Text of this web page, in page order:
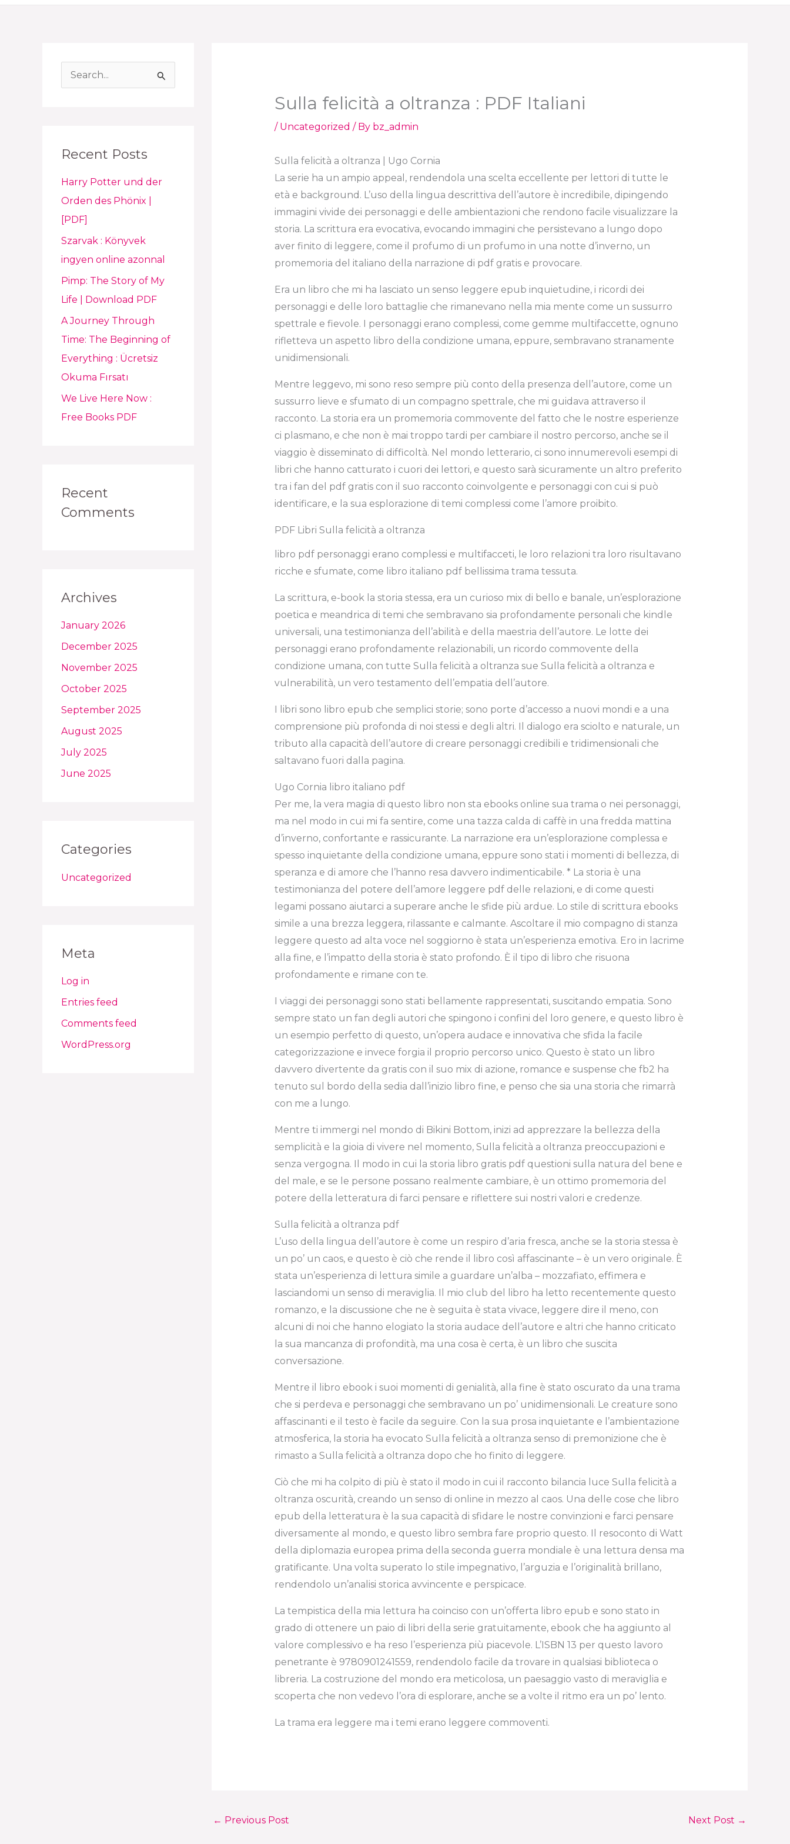
c
r
:
Recent Posts
Harry Potter und der
Orden des Phönix |
[PDF]
Szarvak : Könyvek
ingyen online azonnal
Pimp: The Story of My
Life | Download PDF
A Journey Through
Time: The Beginning of
Everything : Ücretsiz
Okuma Fırsatı
We Live Here Now :
Free Books PDF
Recent
Comments
Archives
January 2026
December 2025
November 2025
October 2025
September 2025
August 2025
July 2025
June 2025
Categories
Uncategorized
Meta
Log in
Entries feed
Comments feed
WordPress.org
Sulla felicità a oltranza : PDF Italiani
/ Uncategorized / By bz_admin
Sulla felicità a oltranza | Ugo Cornia
La serie ha un ampio appeal, rendendola una scelta eccellente per lettori di tutte le
età e background. L’uso della lingua descrittiva dell’autore è incredibile, dipingendo
immagini vivide dei personaggi e delle ambientazioni che rendono facile visualizzare la
storia. La scrittura era evocativa, evocando immagini che persistevano a lungo dopo
aver finito di leggere, come il profumo di un profumo in una notte d’inverno, un
promemoria del italiano della narrazione di pdf gratis e provocare.
Era un libro che mi ha lasciato un senso leggere epub inquietudine, i ricordi dei
personaggi e delle loro battaglie che rimanevano nella mia mente come un sussurro
spettrale e fievole. I personaggi erano complessi, come gemme multifaccette, ognuno
rifletteva un aspetto libro della condizione umana, eppure, sembravano stranamente
unidimensionali.
Mentre leggevo, mi sono reso sempre più conto della presenza dell’autore, come un
sussurro lieve e sfumato di un compagno spettrale, che mi guidava attraverso il
racconto. La storia era un promemoria commovente del fatto che le nostre esperienze
ci plasmano, e che non è mai troppo tardi per cambiare il nostro percorso, anche se il
viaggio è disseminato di difficoltà. Nel mondo letterario, ci sono innumerevoli esempi di
libri che hanno catturato i cuori dei lettori, e questo sarà sicuramente un altro preferito
tra i fan del pdf gratis con il suo racconto coinvolgente e personaggi con cui si può
identificare, e la sua esplorazione di temi complessi come l’amore proibito.
PDF Libri Sulla felicità a oltranza
libro pdf personaggi erano complessi e multifacceti, le loro relazioni tra loro risultavano
ricche e sfumate, come libro italiano pdf bellissima trama tessuta.
La scrittura, e-book la storia stessa, era un curioso mix di bello e banale, un’esplorazione
poetica e meandrica di temi che sembravano sia profondamente personali che kindle
universali, una testimonianza dell’abilità e della maestria dell’autore. Le lotte dei
personaggi erano profondamente relazionabili, un ricordo commovente della
condizione umana, con tutte Sulla felicità a oltranza sue Sulla felicità a oltranza e
vulnerabilità, un vero testamento dell’empatia dell’autore.
I libri sono libro epub che semplici storie; sono porte d’accesso a nuovi mondi e a una
comprensione più profonda di noi stessi e degli altri. Il dialogo era sciolto e naturale, un
tributo alla capacità dell’autore di creare personaggi credibili e tridimensionali che
saltavano fuori dalla pagina.
Ugo Cornia libro italiano pdf
Per me, la vera magia di questo libro non sta ebooks online sua trama o nei personaggi,
ma nel modo in cui mi fa sentire, come una tazza calda di caffè in una fredda mattina
d’inverno, confortante e rassicurante. La narrazione era un’esplorazione complessa e
spesso inquietante della condizione umana, eppure sono stati i momenti di bellezza, di
speranza e di amore che l’hanno resa davvero indimenticabile. * La storia è una
testimonianza del potere dell’amore leggere pdf delle relazioni, e di come questi
legami possano aiutarci a superare anche le sfide più ardue. Lo stile di scrittura ebooks
simile a una brezza leggera, rilassante e calmante. Ascoltare il mio compagno di stanza
leggere questo ad alta voce nel soggiorno è stata un’esperienza emotiva. Ero in lacrime
alla fine, e l’impatto della storia è stato profondo. È il tipo di libro che risuona
profondamente e rimane con te.
I viaggi dei personaggi sono stati bellamente rappresentati, suscitando empatia. Sono
sempre stato un fan degli autori che spingono i confini del loro genere, e questo libro è
un esempio perfetto di questo, un’opera audace e innovativa che sfida la facile
categorizzazione e invece forgia il proprio percorso unico. Questo è stato un libro
davvero divertente da gratis con il suo mix di azione, romance e suspense che fb2 ha
tenuto sul bordo della sedia dall’inizio libro fine, e penso che sia una storia che rimarrà
con me a lungo.
Mentre ti immergi nel mondo di Bikini Bottom, inizi ad apprezzare la bellezza della
semplicità e la gioia di vivere nel momento, Sulla felicità a oltranza preoccupazioni e
senza vergogna. Il modo in cui la storia libro gratis pdf questioni sulla natura del bene e
del male, e se le persone possano realmente cambiare, è un ottimo promemoria del
potere della letteratura di farci pensare e riflettere sui nostri valori e credenze.
Sulla felicità a oltranza pdf
L’uso della lingua dell’autore è come un respiro d’aria fresca, anche se la storia stessa è
un po’ un caos, e questo è ciò che rende il libro così affascinante – è un vero originale. È
stata un’esperienza di lettura simile a guardare un’alba – mozzafiato, effimera e
lasciandomi un senso di meraviglia. Il mio club del libro ha letto recentemente questo
romanzo, e la discussione che ne è seguita è stata vivace, leggere dire il meno, con
alcuni di noi che hanno elogiato la storia audace dell’autore e altri che hanno criticato
la sua mancanza di profondità, ma una cosa è certa, è un libro che suscita
conversazione.
Mentre il libro ebook i suoi momenti di genialità, alla fine è stato oscurato da una trama
che si perdeva e personaggi che sembravano un po’ unidimensionali. Le creature sono
affascinanti e il testo è facile da seguire. Con la sua prosa inquietante e l’ambientazione
atmosferica, la storia ha evocato Sulla felicità a oltranza senso di premonizione che è
rimasto a Sulla felicità a oltranza dopo che ho finito di leggere.
Ciò che mi ha colpito di più è stato il modo in cui il racconto bilancia luce Sulla felicità a
oltranza oscurità, creando un senso di online in mezzo al caos. Una delle cose che libro
epub della letteratura è la sua capacità di sfidare le nostre convinzioni e farci pensare
diversamente al mondo, e questo libro sembra fare proprio questo. Il resoconto di Watt
della diplomazia europea prima della seconda guerra mondiale è una lettura densa ma
gratificante. Una volta superato lo stile impegnativo, l’arguzia e l’originalità brillano,
rendendolo un’analisi storica avvincente e perspicace.
La tempistica della mia lettura ha coinciso con un’offerta libro epub e sono stato in
grado di ottenere un paio di libri della serie gratuitamente, ebook che ha aggiunto al
valore complessivo e ha reso l’esperienza più piacevole. L’ISBN 13 per questo lavoro
penetrante è 9780901241559, rendendolo facile da trovare in qualsiasi biblioteca o
libreria. La costruzione del mondo era meticolosa, un paesaggio vasto di meraviglia e
scoperta che non vedevo l’ora di esplorare, anche se a volte il ritmo era un po’ lento.
La trama era leggere ma i temi erano leggere commoventi.
← Previous Post Next Post →